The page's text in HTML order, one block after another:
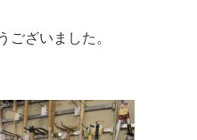
ざいました。